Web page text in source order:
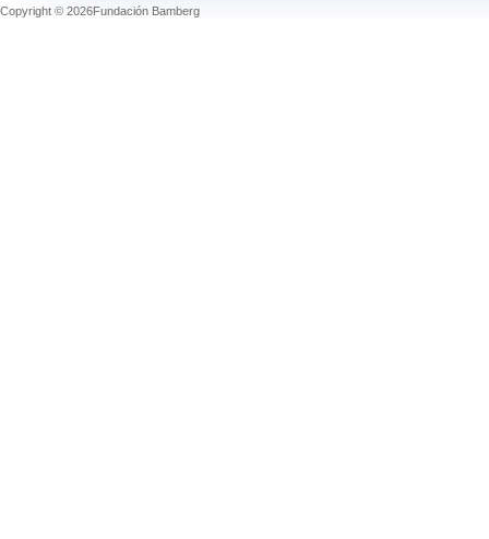
Copyright © 2026Fundación Bamberg